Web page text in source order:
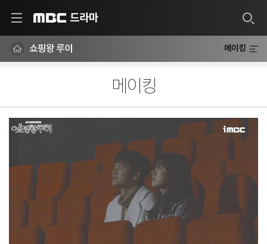
드라마
쇼핑왕 루이 메이킹
메이킹